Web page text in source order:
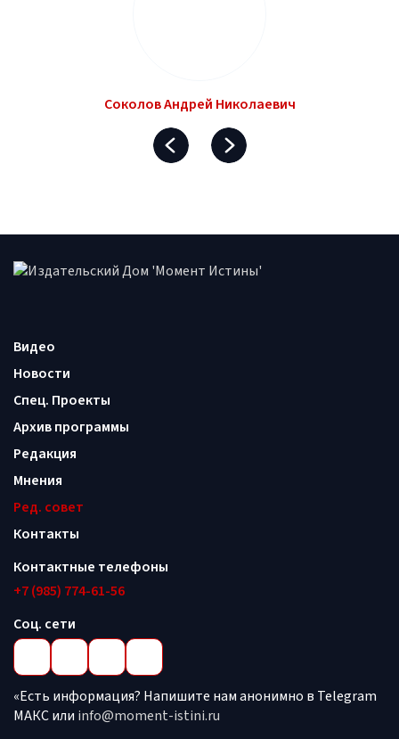
Соколов Андрей Николаевич
Видео
Новости
Спец. Проекты
Архив программы
Редакция
Мнения
Ред. совет
Контакты
Контактные телефоны
+7 (985) 774-61-56
Соц. сети
«Есть информация? Напишите нам анонимно в Telegram
МАКС или info@moment-istini.ru